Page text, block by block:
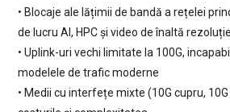
• Blocaje ale lățimii de bandă a rețelei
de lucru AI, HPC și video de înaltă rezoluție
• Uplink-uri vechi limitate la 100G,
modelele de trafic moderne
• Medii cu interfețe mixte (10G cupru,